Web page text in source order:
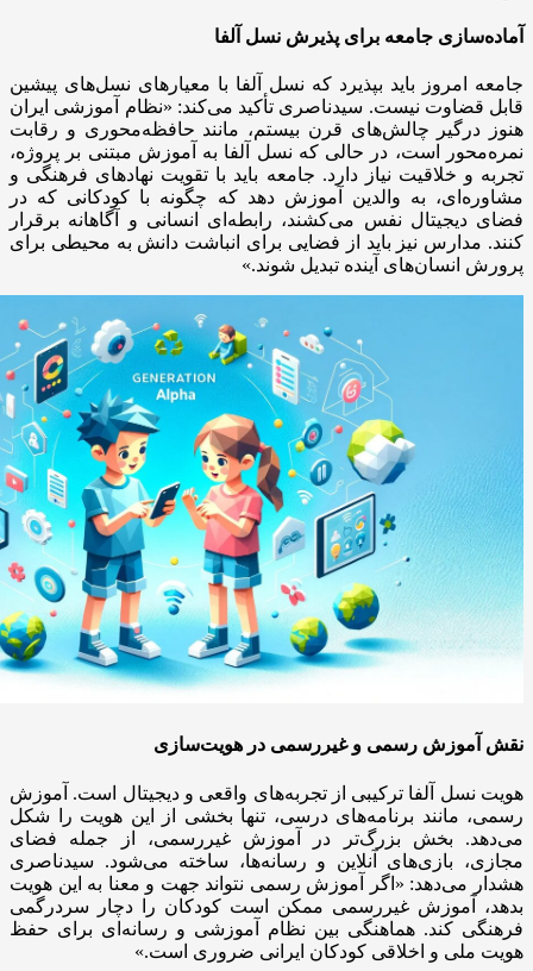
آماده‌سازی جامعه برای پذیرش نسل آلفا
جامعه امروز باید بپذیرد که نسل آلفا با معیارهای نسل‌های پیشین
قابل قضاوت نیست. سیدناصری تأکید می‌کند: «نظام آموزشی ایران
هنوز درگیر چالش‌های قرن بیستم، مانند حافظه‌محوری و رقابت
نمره‌محور است، در حالی که نسل آلفا به آموزش مبتنی بر پروژه،
تجربه و خلاقیت نیاز دارد. جامعه باید با تقویت نهادهای فرهنگی و
مشاوره‌ای، به والدین آموزش دهد که چگونه با کودکانی که در
فضای دیجیتال نفس می‌کشند، رابطه‌ای انسانی و آگاهانه برقرار
کنند. مدارس نیز باید از فضایی برای انباشت دانش به محیطی برای
پرورش انسان‌های آینده تبدیل شوند.»
نقش آموزش رسمی و غیررسمی در هویت‌سازی
هویت نسل آلفا ترکیبی از تجربه‌های واقعی و دیجیتال است. آموزش
رسمی، مانند برنامه‌های درسی، تنها بخشی از این هویت را شکل
می‌دهد. بخش بزرگ‌تر در آموزش غیررسمی، از جمله فضای
مجازی، بازی‌های آنلاین و رسانه‌ها، ساخته می‌شود. سیدناصری
هشدار می‌دهد: «اگر آموزش رسمی نتواند جهت و معنا به این هویت
بدهد، آموزش غیررسمی ممکن است کودکان را دچار سردرگمی
فرهنگی کند. هماهنگی بین نظام آموزشی و رسانه‌ای برای حفظ
هویت ملی و اخلاقی کودکان ایرانی ضروری است.»